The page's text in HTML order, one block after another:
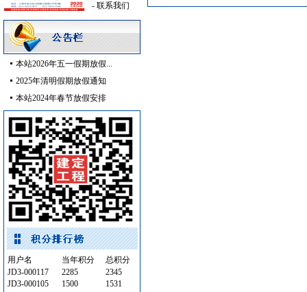
筒灯 [采购中]
装饰石材
管材管件
电气控制开关 [采购中]
阀门组件 [采购中]
消防水泵接合器 [采购中]
推土机 [采购中]
日光灯 [采购中]
外墙装饰 [采购中]
消防器材 [采购中]
电线电缆 [采购中]
通风设备 [采购中]
仪器仪表 [采购中]
变频给水设备 [采购中]
管材管件
[采购中]
管材管件
[采购中]
- 联系我们
本站2026年五一假期放假...
2025年清明假期放假通知
本站2024年春节放假安排
用户名 当年积分
总积分
JD3-000117
2285
2345
JD3-000105
1500
1531